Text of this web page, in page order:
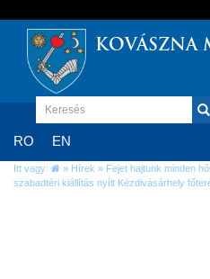
KOVÁSZNA
RO EN
Itt vagy: » Hírek » Fejet hajtunk minden
szabadtéri kiállítás nyílt Kézdivásárhely